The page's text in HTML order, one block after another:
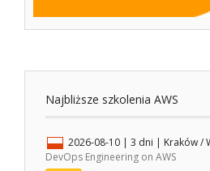
Najbliższe szkolenia AWS
2026-08-10 | 3 dni | Kraków /
DevOps Engineering on AWS